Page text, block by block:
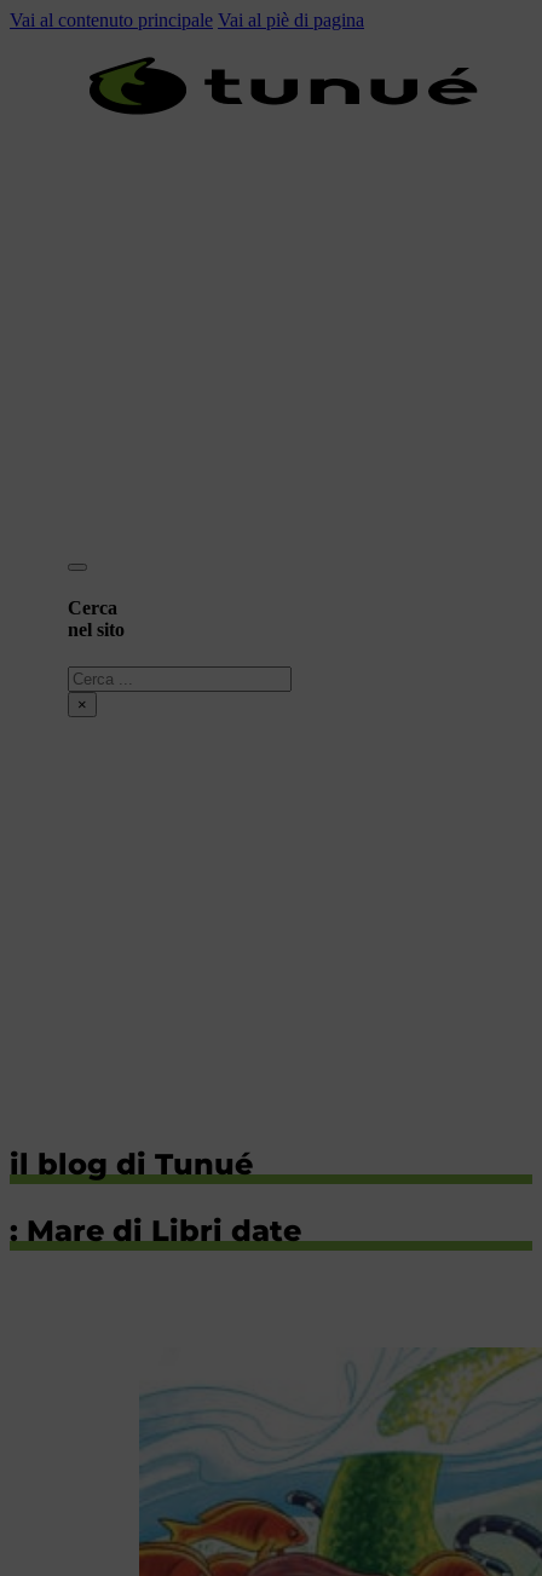
Vai al contenuto principale Vai al piè di pagina
Cerca
nel sito
Cerca
×
il blog di Tunué
: Mare di Libri date